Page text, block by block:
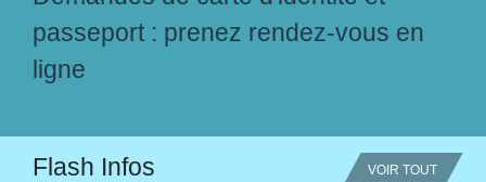
passeport : prenez rendez-vous en
ligne
Flash Infos VOIR TOUT